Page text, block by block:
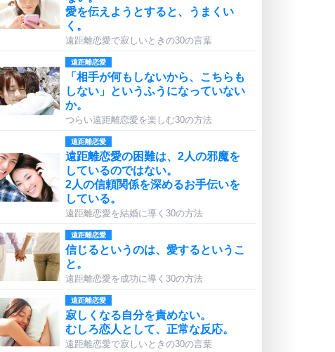
愛を伝えようとすると、うまくい
く。
遠距離恋愛で寂しいときの30の言葉
遠距離恋愛
「相手が何もしないから、こちらも
しない」というふうになっていない
か。
つらい遠距離恋愛を楽しむ30の方法
遠距離恋愛
遠距離恋愛の困難は、2人の邪魔を
しているのではない。
2人の信頼関係を深めるお手伝いを
している。
遠距離恋愛を結婚に導く30の方法
遠距離恋愛
信じるというのは、愛するというこ
と。
遠距離恋愛を成功に導く30の方法
遠距離恋愛
寂しくなる自分を責めない。
むしろ恋人として、正常な反応。
遠距離恋愛で寂しいときの30の言葉